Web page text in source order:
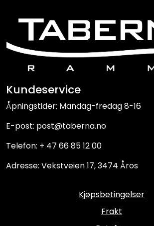
Kundeservice
Åpningstider: Mandag-fredag 8-16
E-post: post@taberna.no
Telefon: + 47 66 85 12 00
Adresse: Vekstveien 17, 3474 Åros
Kjøpsbetingelser
Frakt